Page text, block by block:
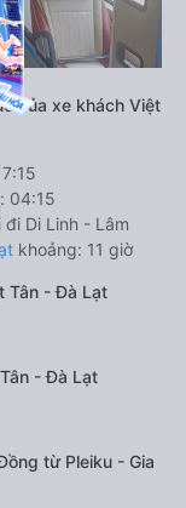
của xe khách Việt
04:15
Di Linh - Lâm
khoảng: 11 giờ
Tân - Đà Lạt
- Đà Lạt
từ Pleiku - Gia